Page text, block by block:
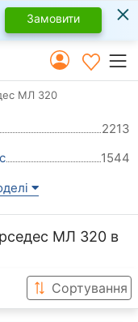
Замовити ×
МЛ 320
2213
1544
МЛ 320 в
Сортування